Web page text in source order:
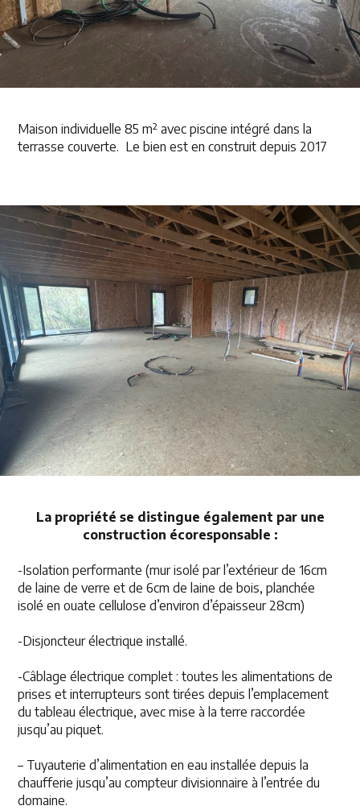
Maison individuelle 85 m² avec piscine intégré dans la
terrasse couverte. Le bien est en construit depuis 2017
La propriété se distingue également par une
construction écoresponsable :
-Isolation performante (mur isolé par l’extérieur de 16cm
de laine de verre et de 6cm de laine de bois, planchée
isolé en ouate cellulose d’environ d’épaisseur 28cm)
-Disjoncteur électrique installé.
-Câblage électrique complet : toutes les alimentations de
prises et interrupteurs sont tirées depuis l’emplacement
du tableau électrique, avec mise à la terre raccordée
jusqu’au piquet.
– Tuyauterie d’alimentation en eau installée depuis la
chaufferie jusqu’au compteur divisionnaire à l’entrée du
domaine.